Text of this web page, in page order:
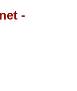
-